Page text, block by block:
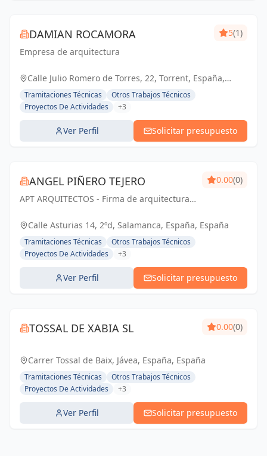
DAMIAN ROCAMORA
Empresa de arquitectura
5(1)
Calle Julio Romero de Torres, 22, Torrent, España,
España
Tramitaciones Técnicas
Otros Trabajos Técnicos
Proyectos De Actividades
+3
Ver Perfil Solicitar presupuesto
ANGEL PIÑERO TEJERO
APT ARQUITECTOS - Firma de arquitectura
0.00(0)
Calle Asturias 14, 2ºd, Salamanca, España, España
Tramitaciones Técnicas
Otros Trabajos Técnicos
Proyectos De Actividades
+3
Ver Perfil Solicitar presupuesto
TOSSAL DE XABIA SL 0.00(0)
Carrer Tossal de Baix, Jávea, España, España
Tramitaciones Técnicas
Otros Trabajos Técnicos
Proyectos De Actividades
+3
Ver Perfil Solicitar presupuesto